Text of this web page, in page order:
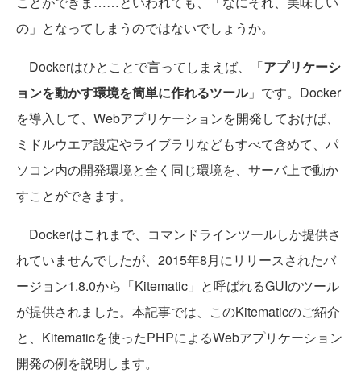
の」となってしまうのではないでしょうか。
Dockerはひとことで言ってしまえば、「アプリケーシ
ョンを動かす環境を簡単に作れるツール」です。Docker
を導入して、Webアプリケーションを開発しておけば、
ミドルウエア設定やライブラリなどもすべて含めて、パ
ソコン内の開発環境と全く同じ環境を、サーバ上で動か
すことができます。
Dockerはこれまで、コマンドラインツールしか提供さ
れていませんでしたが、2015年8月にリリースされたバ
ージョン1.8.0から「Kitematic」と呼ばれるGUIのツール
が提供されました。本記事では、このKitematicのご紹介
と、Kitematicを使ったPHPによるWebアプリケーション
開発の例を説明します。